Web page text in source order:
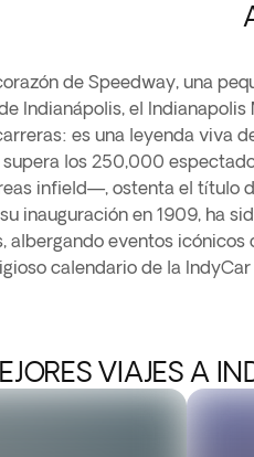
de Speedway, una
Indianápolis, el
es una leyenda viva
supera los 250,000
infield—, ostenta el título
inauguración en 1909, ha
albergando eventos
calendario de la
cuenta con el Museo
pueden explorar una
carrera. Un dato curioso: la
un vaso de leche
y desde entonces se
no solo vibra con el rugido de
VIAJES A